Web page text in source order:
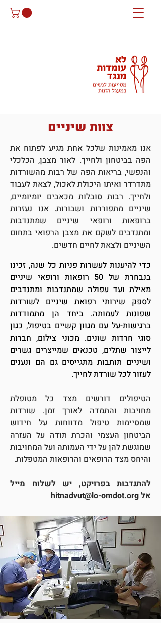
צוות שיניים
אנו מאמינות שלכל אחת מגיע לפתוח את
הפה בביטחון ולחייך. לאור מצבן, הכלכלי
והנפשי, בריאות הפה של רבות מהשורדות
מתדרדר ואיתו היכולת לאכול, לצאת לעבוד
ולחייך. רבות סובלות מכאבים יומיומיים,
שיניים מתפוררות ושבורות. אנו נעזרות
ברופאות ורופאי שיניים שמתנדבות
ומתנדבים לשקם את מצבן הרפואי בתחום
השיניים ולצאת לחיים חדשים.
כדי להיענות לעשרות פניות כל שנה, זכינו
בנבחרת של 50 רופאות ורופאי שיניים
מאילת ועד עפולה שמתנדבות ומתנדבים
לספק שירותי רפואת שיניים לשורדות
שפונות לעמותה. ביחד הן מתמודדות
ברגישות-על עם מגוון קשיים בטיפול, כגון
סוגי חרדות שונים. מכוני צילום, חברות
לייצור שתלים, טכנאים שמייצרים גשרים
ושיניים תותבות מתגייסים גם הם ונענים
לעזור לכל שורדת לחייך.
הטיפולים דורשים מצד כל מטופלת
מחויבות והתמדה לאורך זמן. שורדות
שמסיימות טיפול מדווחות על חידוש
הביטחון העצמי והכרת תודה על העזרה
שמוגשת להן על ידי העמותה ועל המחויבות
והיחס מצד הרופאים והרופאות המטפלות.
להתנדבות בפרויקט, יש לשלוח מייל
אלhitnadvut@lo-omdot.org